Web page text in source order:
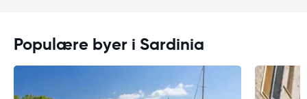
Populære byer i Sardinia